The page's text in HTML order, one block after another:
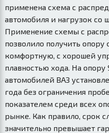
применена схема с
автомобиля и нагрузок со
Применение схемы с
позволило получить
комфортную, с хорошей
плавностью хода. На опору
автомобилей ВАЗ
года без ограничения
показателем среди всех
рынке. Как правило, срок
значительно превышает